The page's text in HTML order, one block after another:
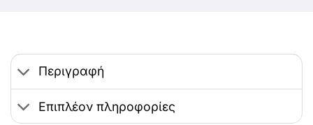
Περιγραφή
Επιπλέον πληροφορίες